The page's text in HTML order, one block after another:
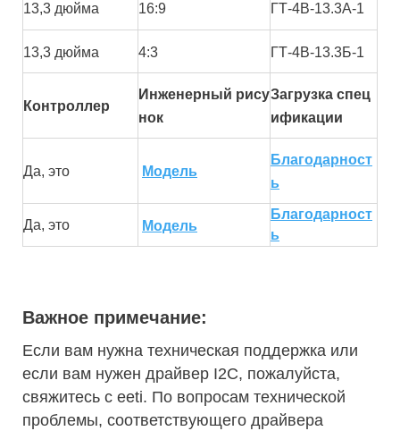
13,3 дюйма 16:9 ГТ-4В-13.3А-1
13,3 дюйма 4:3 ГТ-4В-13.3Б-1
Контроллер
Инженерный рису
нок
Загрузка спец
ификации
Да, это Модель
Благодарност
ь
Да, это Модель
Благодарност
ь
Важное примечание:
Если вам нужна техническая поддержка или
если вам нужен драйвер I2C, пожалуйста,
свяжитесь с eeti. По вопросам технической
проблемы, соответствующего драйвера